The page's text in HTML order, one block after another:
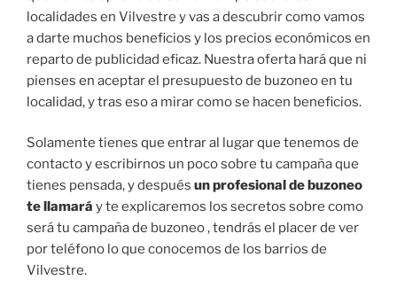
localidades en Vilvestre y vas a descubrir como vamos
a darte muchos beneficios y los precios económicos en
reparto de publicidad eficaz. Nuestra oferta hará que ni
pienses en aceptar el presupuesto de buzoneo en tu
localidad, y tras eso a mirar como se hacen beneficios.
Solamente tienes que entrar al lugar que tenemos de
contacto y escribirnos un poco sobre tu campaña que
tienes pensada, y después un profesional de buzoneo
te llamará y te explicaremos los secretos sobre como
será tu campaña de buzoneo , tendrás el placer de ver
por teléfono lo que conocemos de los barrios de
Vilvestre.